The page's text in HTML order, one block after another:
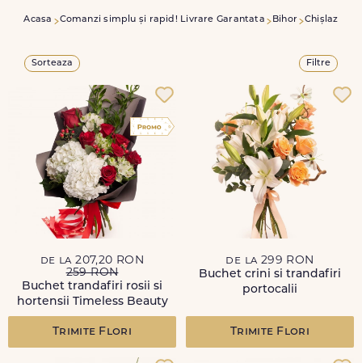
Acasa Comanzi simplu și rapid! Livrare Garantata Bihor Chișlaz
Sorteaza Filtre
de la 207,20 RON
259 RON
Buchet trandafiri rosii si
hortensii Timeless Beauty
Trimite Flori
de la 299 RON
Buchet crini si trandafiri
portocalii
Trimite Flori